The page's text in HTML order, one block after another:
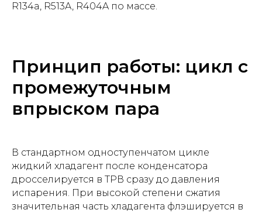
R134a, R513A, R404A по массе.
Принцип работы: цикл с
промежуточным
впрыском пара
В стандартном одноступенчатом цикле
жидкий хладагент после конденсатора
дросселируется в ТРВ сразу до давления
испарения. При высокой степени сжатия
значительная часть хладагента флэшируется в